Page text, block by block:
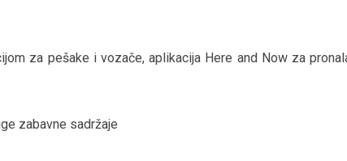
za pešake i vozače, aplikacija Here and Now za
zabavne sadržaje